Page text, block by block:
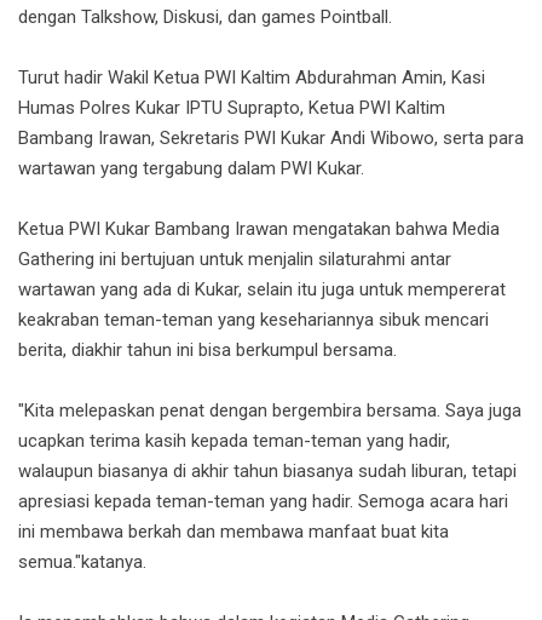
dengan Talkshow, Diskusi, dan games Pointball.
Turut hadir Wakil Ketua PWI Kaltim Abdurahman Amin, Kasi
Humas Polres Kukar IPTU Suprapto, Ketua PWI Kaltim
Bambang Irawan, Sekretaris PWI Kukar Andi Wibowo, serta para
wartawan yang tergabung dalam PWI Kukar.
Ketua PWI Kukar Bambang Irawan mengatakan bahwa Media
Gathering ini bertujuan untuk menjalin silaturahmi antar
wartawan yang ada di Kukar, selain itu juga untuk mempererat
keakraban teman-teman yang kesehariannya sibuk mencari
berita, diakhir tahun ini bisa berkumpul bersama.
"Kita melepaskan penat dengan bergembira bersama. Saya juga
ucapkan terima kasih kepada teman-teman yang hadir,
walaupun biasanya di akhir tahun biasanya sudah liburan, tetapi
apresiasi kepada teman-teman yang hadir. Semoga acara hari
ini membawa berkah dan membawa manfaat buat kita
semua."katanya.